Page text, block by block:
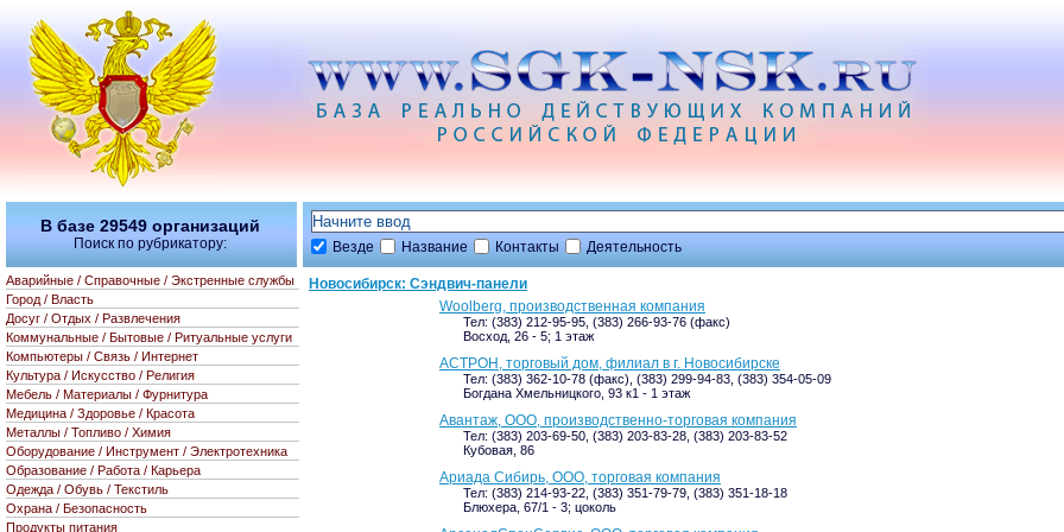
Везде Название Контакты Деятельность
Новосибирск: Сэндвич-панели
Woolberg, производственная компания
Тел: (383) 212-95-95, (383) 266-93-76 (факс)
Восход, 26 - 5; 1 этаж
АСТРОН, торговый дом, филиал в г. Новосибирске
Тел: (383) 362-10-78 (факс), (383) 299-94-83, (383) 354-05-09
Богдана Хмельницкого, 93 к1 - 1 этаж
Авантаж, ООО, производственно-торговая компания
Тел: (383) 203-69-50, (383) 203-83-28, (383) 203-83-52
Кубовая, 86
Ариада Сибирь, ООО, торговая компания
Тел: (383) 214-93-22, (383) 351-79-79, (383) 351-18-18
Блюхера, 67/1 - 3; цоколь
В базе 29549 организаций
Поиск по рубрикатору:
Аварийные / Справочные / Экстренные службы
Город / Власть
Досуг / Отдых / Развлечения
Коммунальные / Бытовые / Ритуальные услуги
Компьютеры / Связь / Интернет
Культура / Искусство / Религия
Мебель / Материалы / Фурнитура
Медицина / Здоровье / Красота
Металлы / Топливо / Химия
Оборудование / Инструмент / Электротехника
Образование / Работа / Карьера
Одежда / Обувь / Текстиль
Охрана / Безопасность
Продукты питания